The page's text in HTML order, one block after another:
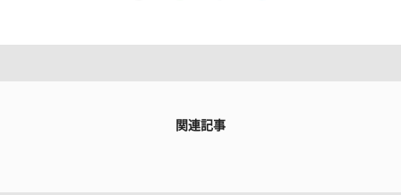
関連記事